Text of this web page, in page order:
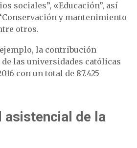
sociales”, «Educación”, así
y mantenimiento
otros.
la contribución
las universidades católicas
con un total de 87.425
asistencial de la